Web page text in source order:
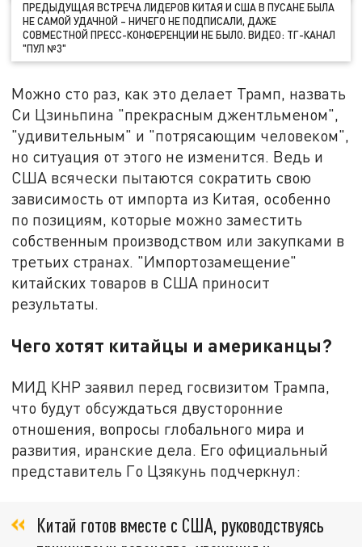
ПРЕДЫДУЩАЯ ВСТРЕЧА ЛИДЕРОВ КИТАЯ И США В ПУСАНЕ БЫЛА
НЕ САМОЙ УДАЧНОЙ – НИЧЕГО НЕ ПОДПИСАЛИ, ДАЖЕ
СОВМЕСТНОЙ ПРЕСС-КОНФЕРЕНЦИИ НЕ БЫЛО. ВИДЕО: ТГ-КАНАЛ
"ПУЛ №3"
Можно сто раз, как это делает Трамп, назвать
Си Цзиньпина "прекрасным джентльменом",
"удивительным" и "потрясающим человеком",
но ситуация от этого не изменится. Ведь и
США всячески пытаются сократить свою
зависимость от импорта из Китая, особенно
по позициям, которые можно заместить
собственным производством или закупками в
третьих странах. "Импортозамещение"
китайских товаров в США приносит
результаты.
Чего хотят китайцы и американцы?
МИД КНР заявил перед госвизитом Трампа,
что будут обсуждаться двусторонние
отношения, вопросы глобального мира и
развития, иранские дела. Его официальный
представитель Го Цзякунь подчеркнул:
Китай готов вместе с США, руководствуясь